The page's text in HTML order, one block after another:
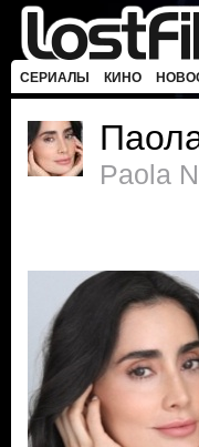
СЕРИАЛЫ КИНО
Paola